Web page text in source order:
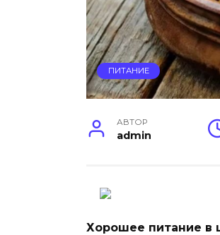
ПИТАНИЕ
АВТОР
admin
Хорошее питание в